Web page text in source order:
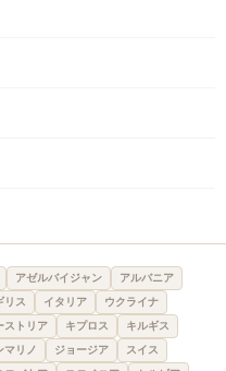
アゼルバイジャン
アルバニア
リス イタリア
ウクライナ
ストリア キプロス
キルギス
マリノ ジョージア
スイス